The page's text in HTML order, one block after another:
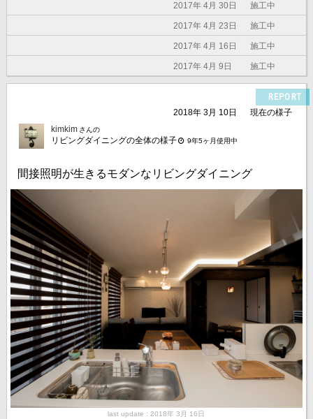
2017年 4月 30日 施工中
2017年 4月 23日 施工中
2017年 4月 16日 施工中
2017年 4月 9日 施工中
REPORT
2018年 3月 10日
現在の様子
kimkim さんの
リビングダイニングの全体の様子 9年5ヶ月使用中
間接照明が生きるモダンなリビングダイニング
last update : 2018年 3月 16日